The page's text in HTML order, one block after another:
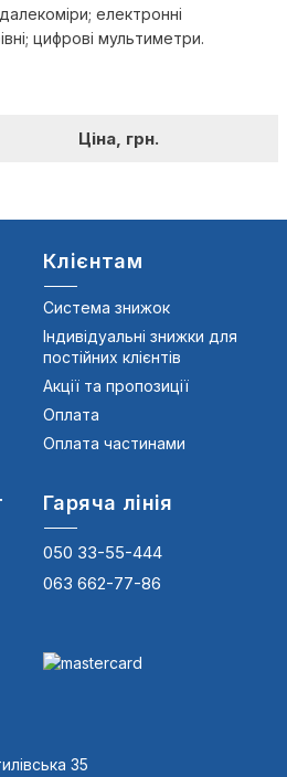
електронні
цифрові мультиметри.
Ціна, грн.
Клієнтам
Система знижок
Індивідуальні знижки для
постійних клієнтів
Акції та пропозиції
Оплата
Оплата частинами
Гаряча лінія
050 33-55-444
063 662-77-86
35